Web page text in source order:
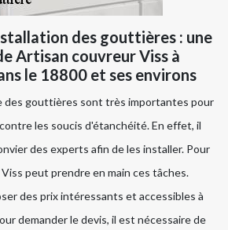
des gouttières : une
Artisan couvreur Viss à
le 18800 et ses environs
des gouttières sont très importantes pour
les soucis d'étanchéité. En effet, il
des experts afin de les installer. Pour
peut prendre en main ces tâches.
des prix intéressants et accessibles à
demander le devis, il est nécessaire de